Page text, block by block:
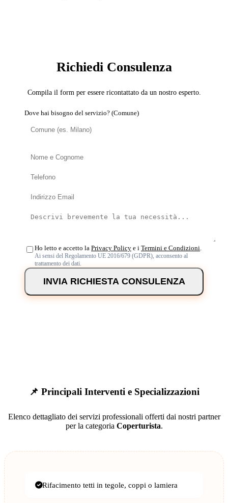
Richiedi Consulenza
Compila il form per essere ricontattato da un nostro esperto.
Dove hai bisogno del servizio? (Comune)
Ho letto e accetto la Privacy Policy e i Termini e Condizioni
Ai sensi del Regolamento UE 2016/679 (GDPR), acconsento al
trattamento dei dati.
INVIA RICHIESTA CONSULENZA
📌 Principali Interventi e Specializzazioni
Elenco dettagliato dei servizi professionali offerti dai nostri partner
per la categoria Coperturista.
Rifacimento tetti in tegole, coppi o lamiera